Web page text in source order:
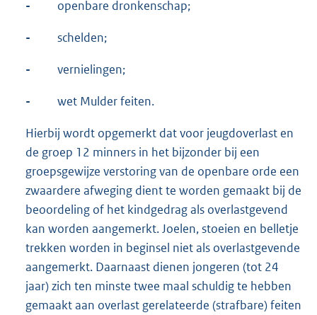
- openbare dronkenschap;
- schelden;
- vernielingen;
- wet Mulder feiten.
Hierbij wordt opgemerkt dat voor jeugdoverlast en
de groep 12 minners in het bijzonder bij een
groepsgewijze verstoring van de openbare orde een
zwaardere afweging dient te worden gemaakt bij de
beoordeling of het kindgedrag als overlastgevend
kan worden aangemerkt. Joelen, stoeien en belletje
trekken worden in beginsel niet als overlastgevende
aangemerkt. Daarnaast dienen jongeren (tot 24
jaar) zich ten minste twee maal schuldig te hebben
gemaakt aan overlast gerelateerde (strafbare) feiten